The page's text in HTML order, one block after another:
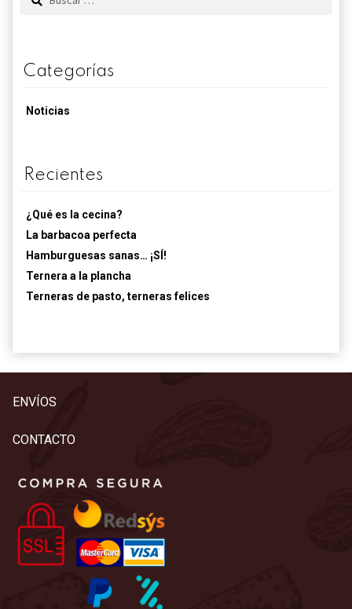
Categorías
Noticias
Recientes
¿Qué es la cecina?
La barbacoa perfecta
Hamburguesas sanas… ¡SÍ!
Ternera a la plancha
Terneras de pasto, terneras felices
ENVÍOS
CONTACTO